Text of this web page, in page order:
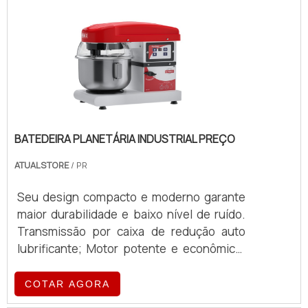
Intermediária CASCADE CS680 (3900 pcs)-
(11-17 min) Modeladores OCEAN
ADVANCED-(380 mm) Twisting&cutting
BATEDEIRA PLANETÁRIA INDUSTRIAL PREÇO
ATUALSTORE/ PR
Seu design compacto e moderno garante
maior durabilidade e baixo nível de ruído.
Transmissão por caixa de redução auto
lubrificante; Motor potente e econômico;
abertura para adição de ingredientes;
Estrutura em Aço Carbono com Pintura
COTAR AGORA